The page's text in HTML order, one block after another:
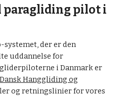
paragliding pilot i
der er den
uddannelse for
i Danmark er
Dansk Hanggliding og
og retningslinier for vores